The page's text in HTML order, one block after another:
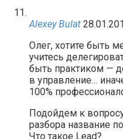
Alexey Bulat
Олег, хотите быть
учитесь
быть практиком —
в управление…
100%
Подойдем к
разбора название
Что такое Lead?